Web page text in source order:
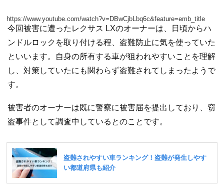
https://www.youtube.com/watch?v=DBwCjbLbq6c&feature=emb_title
今回被害に遭ったレクサス LXのオーナーは、日頃からハ
ンドルロックを取り付ける程、盗難防止に気を使っていた
といいます。自身の所有する車が狙われやすいことを理解
し、対策していたにも関わらず盗難されてしまったようで
す。
被害者のオーナーは既に警察に被害届を提出しており、窃
盗事件として調査中しているとのことです。